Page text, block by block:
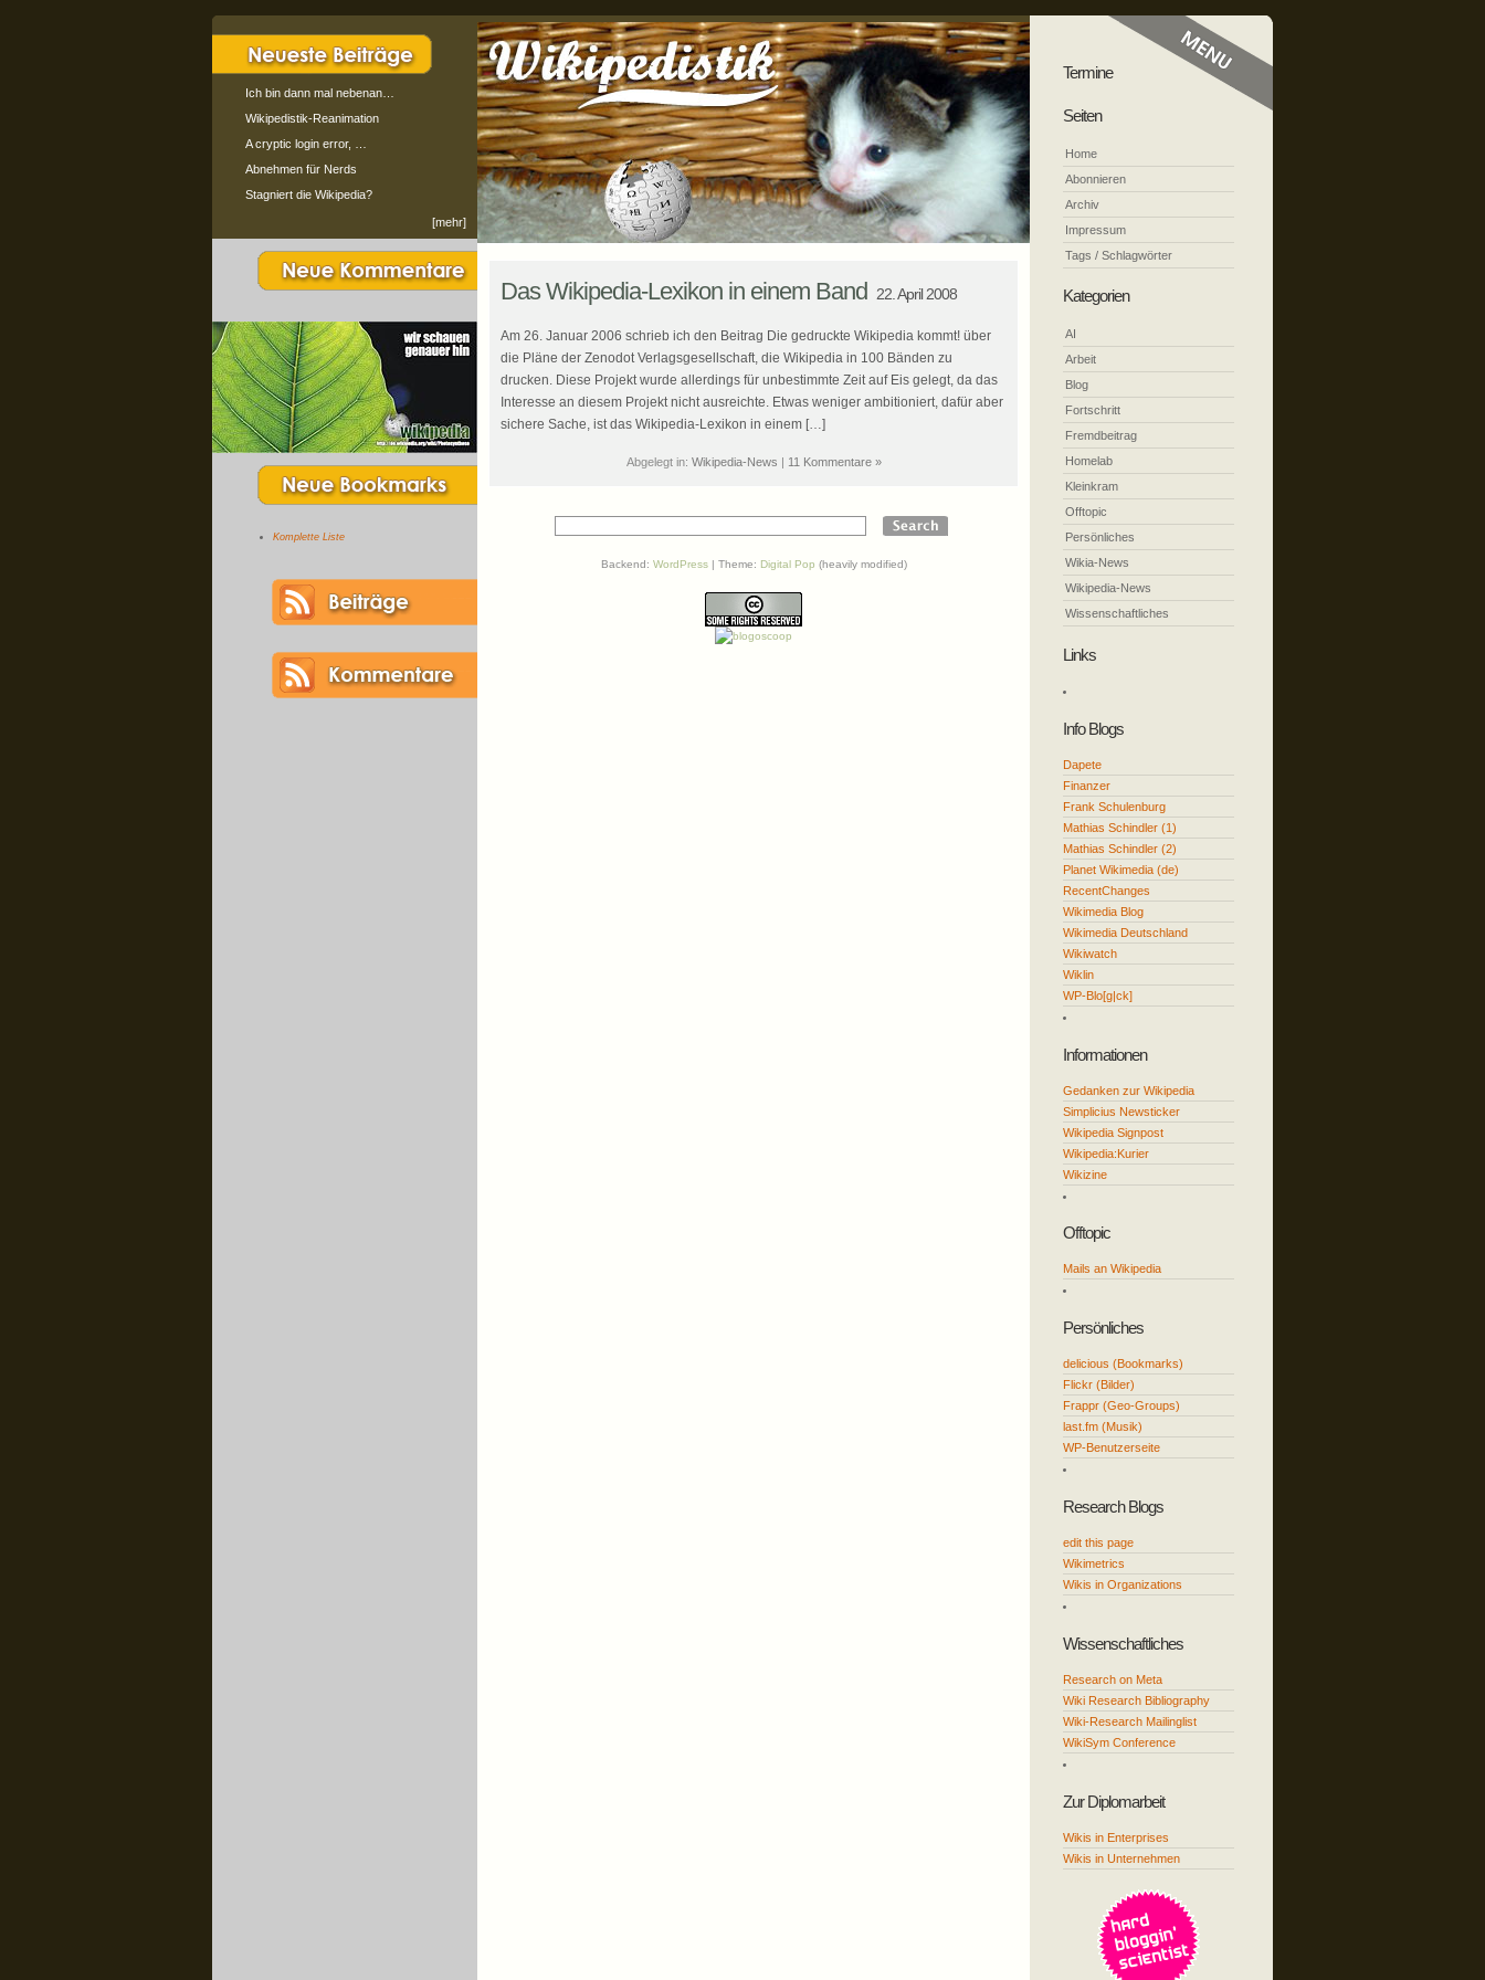
Ich bin dann mal nebenan…
Wikipedistik-Reanimation
A cryptic login error, …
Abnehmen für Nerds
Stagniert die Wikipedia?
[mehr]
Komplette Liste
Das Wikipedia-Lexikon in einem Band 22. April 2008
Am 26. Januar 2006 schrieb ich den Beitrag Die gedruckte Wikipedia kommt! über
die Pläne der Zenodot Verlagsgesellschaft, die Wikipedia in 100 Bänden zu
drucken. Diese Projekt wurde allerdings für unbestimmte Zeit auf Eis gelegt, da das
Interesse an diesem Projekt nicht ausreichte. Etwas weniger ambitioniert, dafür aber
sichere Sache, ist das Wikipedia-Lexikon in einem […]
Abgelegt in: Wikipedia-News | 11 Kommentare »
Backend: WordPress| Theme: Digital Pop (heavily modified)
Termine
Seiten
Home
Abonnieren
Archiv
Impressum
Tags / Schlagwörter
Kategorien
AI
Arbeit
Blog
Fortschritt
Fremdbeitrag
Homelab
Kleinkram
Offtopic
Persönliches
Wikia-News
Wikipedia-News
Wissenschaftliches
Links
Info Blogs
Dapete
Finanzer
Frank Schulenburg
Mathias Schindler (1)
Mathias Schindler (2)
Planet Wikimedia (de)
RecentChanges
Wikimedia Blog
Wikimedia Deutschland
Wikiwatch
Wiklin
WP-Blo[g|ck]
Informationen
Gedanken zur Wikipedia
Simplicius Newsticker
Wikipedia Signpost
Wikipedia:Kurier
Wikizine
Offtopic
Mails an Wikipedia
Persönliches
delicious (Bookmarks)
Flickr (Bilder)
Frappr (Geo-Groups)
last.fm (Musik)
WP-Benutzerseite
Research Blogs
edit this page
Wikimetrics
Wikis in Organizations
Wissenschaftliches
Research on Meta
Wiki Research Bibliography
Wiki-Research Mailinglist
WikiSym Conference
Zur Diplomarbeit
Wikis in Enterprises
Wikis in Unternehmen